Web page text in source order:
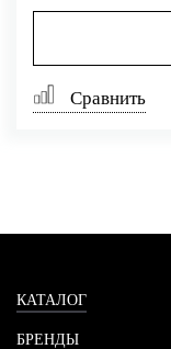
Сравнить
КАТАЛОГ
БРЕНДЫ